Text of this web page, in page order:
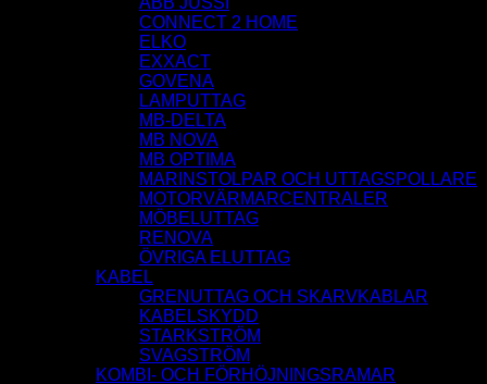
CONNECT 2 HOME
ELKO
EXXACT
GOVENA
LAMPUTTAG
MB-DELTA
MB NOVA
MB OPTIMA
MARINSTOLPAR OCH UTTAGSPOLLARE
MOTORVÄRMARCENTRALER
MÖBELUTTAG
RENOVA
ÖVRIGA ELUTTAG
KABEL
GRENUTTAG OCH SKARVKABLAR
KABELSKYDD
STARKSTRÖM
SVAGSTRÖM
KOMBI- OCH FÖRHÖJNINGSRAMAR